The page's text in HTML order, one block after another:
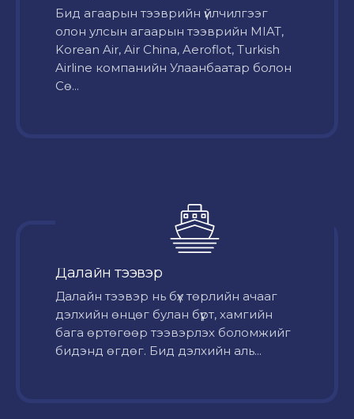
Бид агаарын тээврийн үйлчилгээг
олон улсын агаарын тээврийн MIAT,
Korean Air, Air China, Aeroflot, Turkish
Airline компанийн Улаанбаатар болон
Сө...
Далайн тээвэр
Далайн тээвэр нь бүх төрлийн ачааг
дэлхийн өнцөг булан бүрт, хамгийн
бага өртөгөөр тээвэрлэх боломжийг
бидэнд өгдөг. Бид дэлхийн аль...